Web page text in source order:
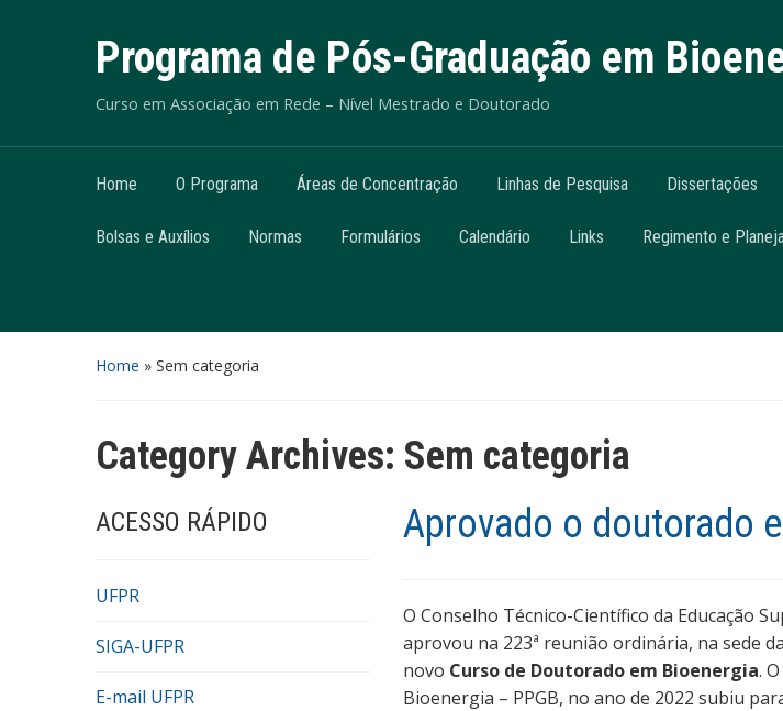
Programa de Pós-Graduação em
Curso em Associação em Rede – Nível Mestrado e Doutorado
Home O Programa Áreas de Concentração Linhas de Pesquisa Dissertações
Bolsas e Auxílios Normas Formulários Calendário Links Regimento e
Home » Sem categoria
Category Archives: Sem categoria
ACESSO RÁPIDO
UFPR
SIGA-UFPR
E-mail UFPR
Aprovado o doutorado
O Conselho Técnico-Científico da Educação
aprovou na 223ª reunião ordinária, na sede
novo Curso de Doutorado em Bioenergia.
Bioenergia – PPGB, no ano de 2022 subiu